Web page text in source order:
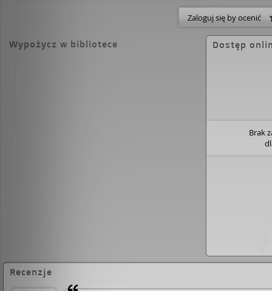
Niestety, ten fakt wszystko komplikuje, także z
zażyłość dziewczyny z przyjacielem z dzieciństwa
pobratymcem, jesienią zakochani uświadamiają
dopiero początek ich kłopotówů [www.empik.com]
Zaloguj się by ocenić
Wypożycz w bibliotece Dostęp
Brak
Recenzje